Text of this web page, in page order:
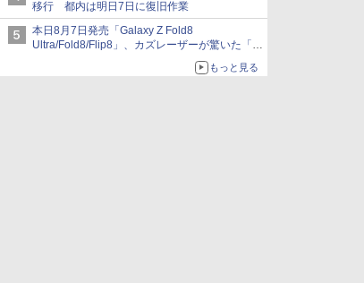
移行 都内は明日7日に復旧作業
本日8月7日発売「Galaxy Z Fold8
Ultra/Fold8/Flip8」、カズレーザーが驚いた「そ
もっと見る